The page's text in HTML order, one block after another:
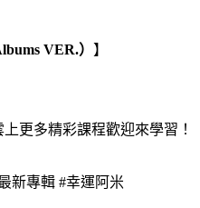
VER.） 】
更多精彩課程歡迎來學習！
新專輯 #幸運阿米